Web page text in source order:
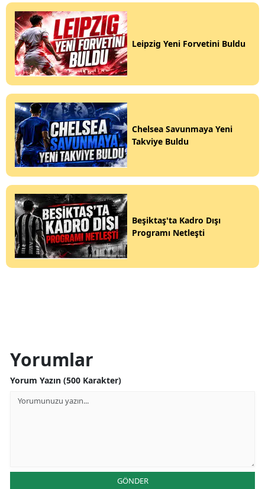
Leipzig Yeni Forvetini Buldu
Chelsea Savunmaya Yeni
Takviye Buldu
Beşiktaş'ta Kadro Dışı
Programı Netleşti
Yorumlar
Yorum Yazın (500 Karakter)
GÖNDER